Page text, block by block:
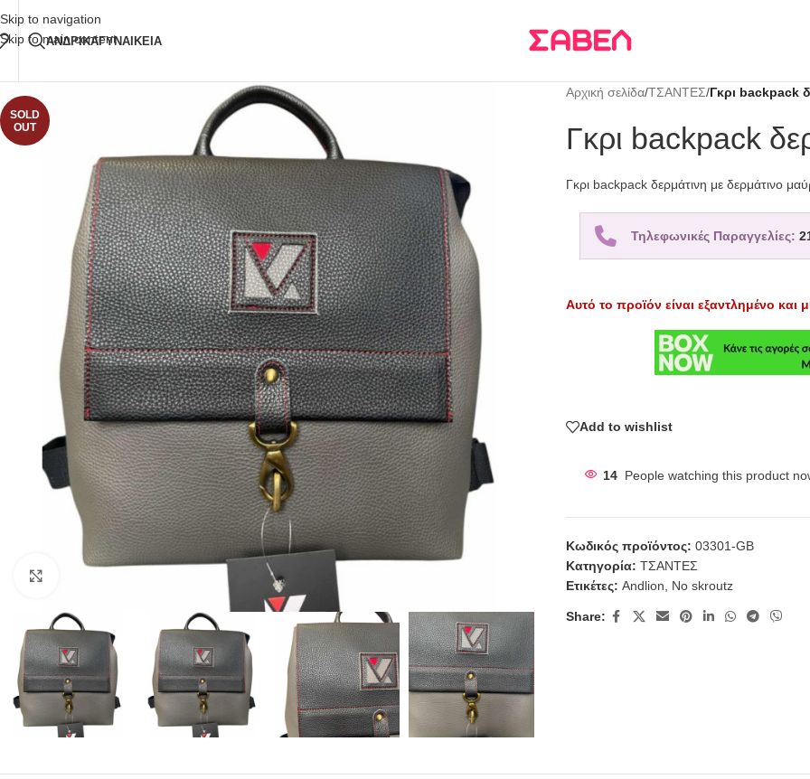
Skip to navigation
Skip to main content
Δωρεάν Μεταφορικά
ΑΝΔΡΙΚΑΓΥΝΑΙΚΕΙΑ
SOLD
OUT
Αρχική σελίδα/ΤΣΑΝΤΕΣ/Γκρι backpack
Γκρι backpack
Γκρι backpack δερμάτινη με δερμάτινο
Τηλεφωνικές Παραγγελίες:
Αυτό το προϊόν είναι εξαντλημένο και
Add to wishlist
14 People watching this product
Κωδικός προϊόντος: 03301-GB
Κατηγορία: ΤΣΑΝΤΕΣ
Ετικέτες: Andlion No skroutz
Share: